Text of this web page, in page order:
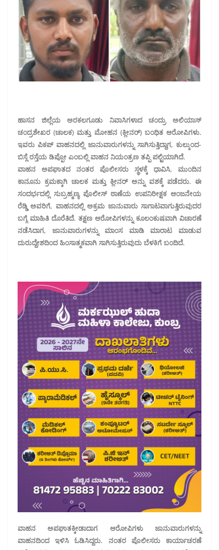
ಹಾಸನ ಜಿಲ್ಲೆಯ ಅರಕಲಗೂಡು ನಿವಾಸಿಗಳಾದ ಚಂದ್ರು ಅಲಿಯಾಸ್
ಚಂದ್ರಶೇಖರ (ಚಾಲಕ) ಮತ್ತು ಮೋಹನ (ಕ್ಲೀನರ್) ಬಂಧಿತ ಆರೋಪಿಗಳು.
ಇವರು ಪಿಕಪ್ ವಾಹನದಲ್ಲಿ ಜಾನುವಾರುಗಳನ್ನು ಸಾಗಿಸುತ್ತಿದ್ದಾಗ, ಕುಲ್ಕುಂದ-
ಬಿಸ್ಲೆ ರಸ್ತೆಯ ಡಿಪ್ಪೋ ಎಂಬಲ್ಲಿ ವಾಹನ ನಿಯಂತ್ರಣ ತಪ್ಪಿ ಪಲ್ಟಿಯಾಗಿದೆ.
ವಾಹನ ಅಪಘಾತದ ನಂತರ ಪೊಲೀಸರು ಸ್ಥಳಕ್ಕೆ ಧಾವಿಸಿ, ಮುಂದಿನ
ಕಾನೂನು ಕ್ರಮಕ್ಕಾಗಿ ಚಾಲಕ ಮತ್ತು ಕ್ಲೀನರ್ ಅನ್ನು ವಶಕ್ಕೆ ಪಡೆದರು. ಈ
ಸಂದರ್ಭದಲ್ಲಿ ಸುಬ್ರಹ್ಮಣ್ಯ ಪೊಲೀಸ್ ಠಾಣೆಯ ಉಪನಿರೀಕ್ಷಕ ಆಂಜನೇಯ
ರೆಡ್ಡಿ ಅವರಿಗೆ, ವಾಹನದಲ್ಲಿ ಅಕ್ರಮ ಜಾನುವಾರು ಸಾಗಾಟವಾಗುತ್ತಿರುವುದರ
ಬಗ್ಗೆ ಮಾಹಿತಿ ದೊರೆತಿದೆ. ತಕ್ಷಣ ಆರೋಪಿಗಳನ್ನು ಕೂಲಂಕುಷವಾಗಿ ವಿಚಾರಣೆ
ನಡೆಸಿದಾಗ, ಜಾನುವಾರುಗಳನ್ನು ಮಾಂಸ ಮಾಡಿ ಮಾರಾಟ ಮಾಡುವ
ದುರುದ್ದೇಶದಿಂದ ಹಿಂಸಾತ್ಮಕವಾಗಿ ಸಾಗಿಸುತ್ತಿರುವುದು ಬೆಳಕಿಗೆ ಬಂದಿದೆ.
ವಾಹನ ಅಪಘಾತಕ್ಕೀಡಾದಾಗ ಆರೋಪಿಗಳು ಜಾನುವಾರುಗಳನ್ನು
ವಾಹನದಿಂದ ಇಳಿಸಿ ಓಡಿಸಿದ್ದರು. ನಂತರ ಪೊಲೀಸರು ಕಾರ್ಯಾಚರಣೆ